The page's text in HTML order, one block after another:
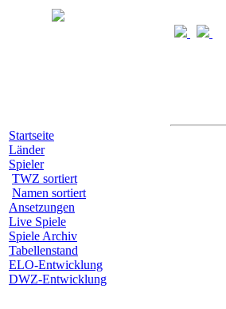
Startseite
Länder
Spieler
TWZ sortiert
Namen sortiert
Ansetzungen
Live Spiele
Spiele Archiv
Tabellenstand
ELO-Entwicklung
DWZ-Entwicklung